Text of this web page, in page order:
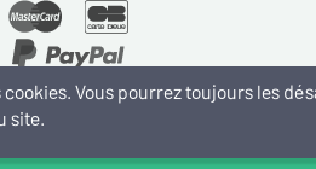
cookies. Vous pourrez toujours les
site.